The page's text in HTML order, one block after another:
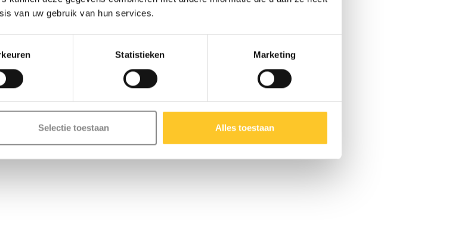
van uw gebruik van hun services.
Statistieken Marketing
Selectie toestaan Alles toestaan